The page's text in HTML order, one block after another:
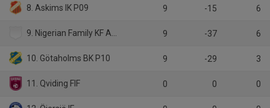
8. Askims IK P09 9 -15 6
9. Nigerian Family KF Allstars 9 -37 6
10. Götaholms BK P10 9 -29 3
11. Qviding FIF 0 0 0